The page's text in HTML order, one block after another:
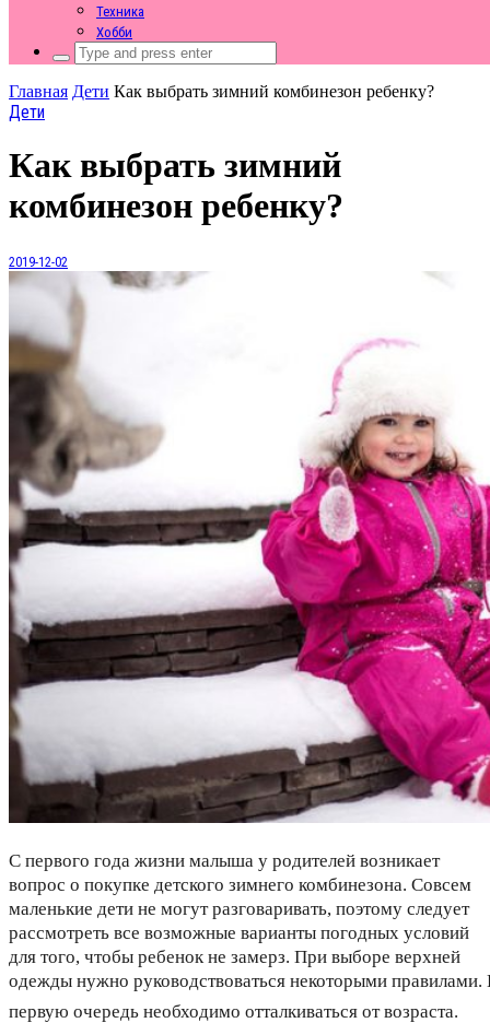
Техника
Хобби
Search
for:
Главная Дети Как выбрать зимний комбинезон ребенку?
Дети
Как выбрать зимний
комбинезон ребенку?
2019-12-02
С первого года жизни малыша у родителей возникает
вопрос о покупке детского зимнего комбинезона. Совсем
маленькие дети не могут разговаривать, поэтому следует
рассмотреть все возможные варианты погодных условий
для того, чтобы ребенок не замерз. При выборе верхней
одежды нужно руководствоваться некоторыми правилами.
первую очередь необходимо отталкиваться от возраста.